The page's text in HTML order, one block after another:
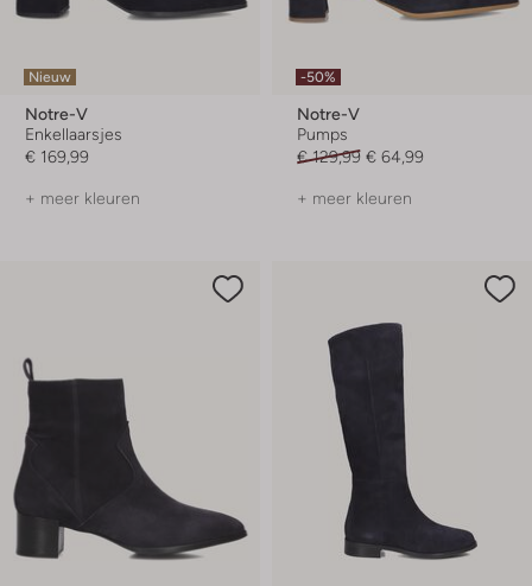
Nieuw
Notre-V
Enkellaarsjes
€ 169,99
+ meer kleuren
-50%
Notre-V
Pumps
€ 129,99 € 64,99
+ meer kleuren